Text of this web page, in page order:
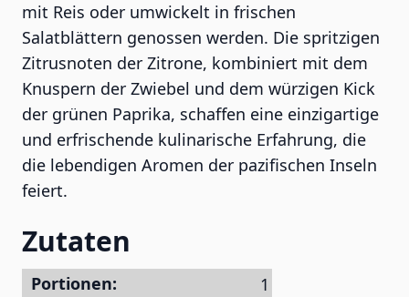
mit Reis oder umwickelt in frischen
Salatblättern genossen werden. Die spritzigen
Zitrusnoten der Zitrone, kombiniert mit dem
Knuspern der Zwiebel und dem würzigen Kick
der grünen Paprika, schaffen eine einzigartige
und erfrischende kulinarische Erfahrung, die
die lebendigen Aromen der pazifischen Inseln
feiert.
Zutaten
Portionen: